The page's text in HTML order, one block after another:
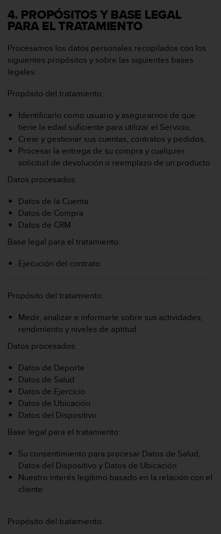
4. PROPÓSITOS Y BASE LEGAL
PARA EL TRATAMIENTO
Procesamos los datos personales recopilados con los
siguientes propósitos y sobre las siguientes bases
legales:
Propósito del tratamiento:
Identificarlo como usuario y asegurarnos de que
tiene la edad suficiente para utilizar el Servicio,
Crear y gestionar sus cuentas, contratos y pedidos,
Procesar la entrega de su compra y cualquier
solicitud de devolución o reemplazo de un producto
Datos procesados:
Datos de la Cuenta
Datos de Compra
Datos de CRM
Base legal para el tratamiento:
Ejecución del contrato
Propósito del tratamiento:
Medir, analizar e informarle sobre sus actividades,
rendimiento y niveles de aptitud
Datos procesados:
Datos de Deporte
Datos de Salud
Datos de Ejercicio
Datos de Ubicación
Datos del Dispositivo
Base legal para el tratamiento:
Su consentimiento para procesar Datos de Salud,
Datos del Dispositivo y Datos de Ubicación
Nuestro interés legítimo basado en la relación con el
cliente
Propósito del tratamiento: